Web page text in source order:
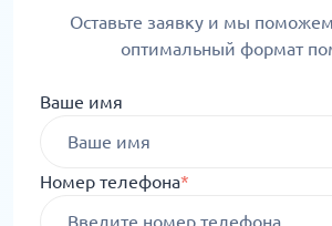
Оставьте заявку и мы
оптимальный формат
Ваше имя
Номер телефона*